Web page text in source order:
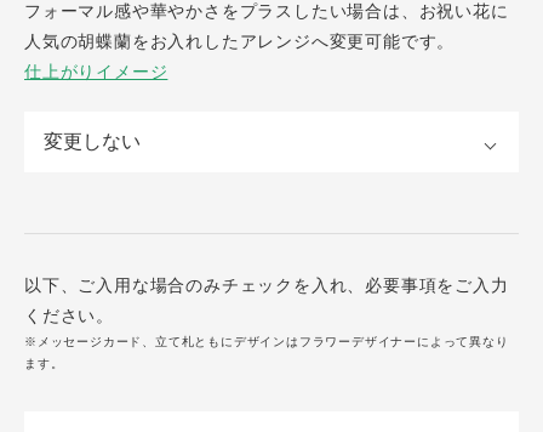
フォーマル感や華やかさをプラスしたい場合は、お祝い花に
人気の胡蝶蘭をお入れしたアレンジへ変更可能です。
仕上がりイメージ
以下、ご入用な場合のみチェックを入れ、必要事項をご入力
ください。
※メッセージカード、立て札ともにデザインはフラワーデザイナーによって異なり
ます。